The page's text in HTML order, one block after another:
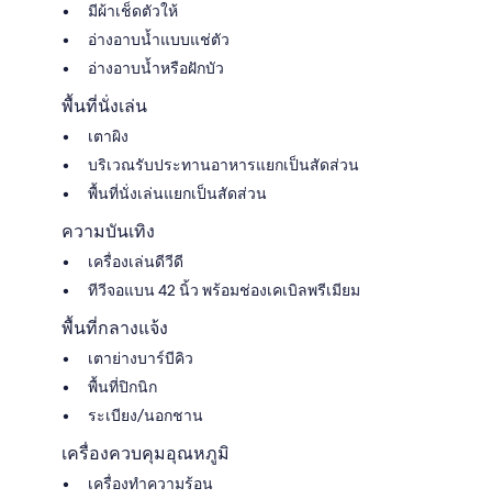
มีผ้าเช็ดตัวให้
อ่างอาบน้ำแบบแช่ตัว
อ่างอาบน้ำหรือฝักบัว
พื้นที่นั่งเล่น
เตาผิง
บริเวณรับประทานอาหารแยกเป็นสัดส่วน
พื้นที่นั่งเล่นแยกเป็นสัดส่วน
ความบันเทิง
เครื่องเล่นดีวีดี
ทีวีจอแบน 42 นิ้ว พร้อมช่องเคเบิลพรีเมียม
พื้นที่กลางแจ้ง
เตาย่างบาร์บีคิว
พื้นที่ปิกนิก
ระเบียง/นอกชาน
เครื่องควบคุมอุณหภูมิ
เครื่องทำความร้อน